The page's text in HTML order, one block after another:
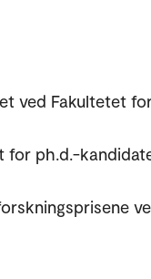
ved Fakultetet
for ph.d.-